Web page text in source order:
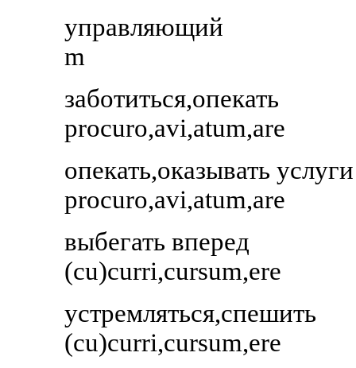
управляющий
m
заботиться,опекать
procuro,avi,atum,are
опекать,оказывать услуги
procuro,avi,atum,are
выбегать вперед
(cu)curri,cursum,ere
устремляться,спешить
(cu)curri,cursum,ere